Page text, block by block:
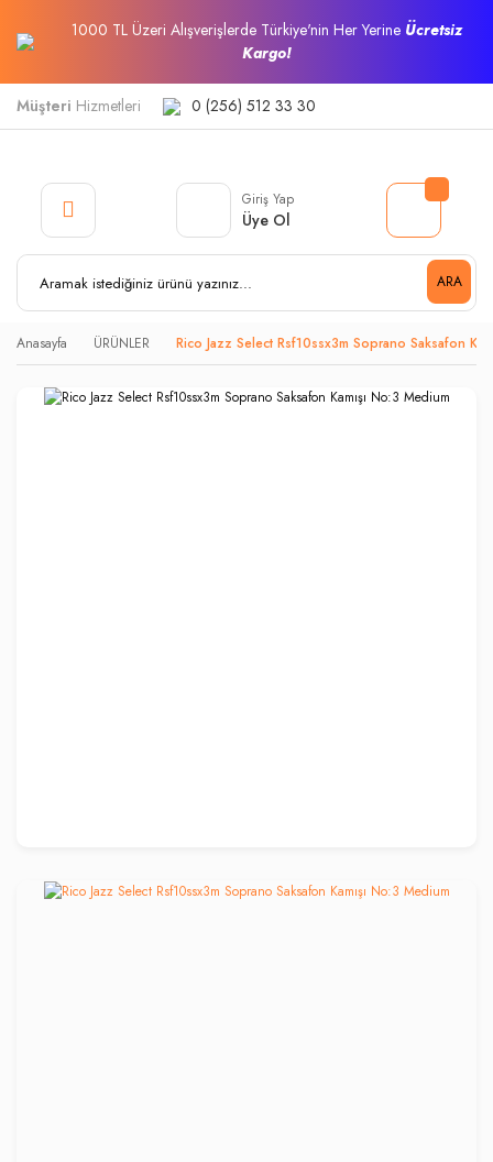
1000 TL Üzeri Alışverişlerde Türkiye'nin Her Yerine Ücretsiz
Kargo!
Müşteri Hizmetleri 0 (256) 512 33 30
ARA
Giriş Yap
Üye Ol
Anasayfa ÜRÜNLER Rico Jazz Select Rsf10ssx3m Soprano Saksafon